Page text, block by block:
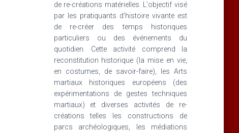
de re-créations matérielles. L'objectif visé
par les pratiquants d'histoire vivante est
de re-créer des temps historiques
particuliers ou des événements du
quotidien. Cette activité comprend la
reconstitution historique (la mise en vie,
en costumes, de savoir-faire), les Arts
martiaux historiques européens (des
expérimentations de gestes techniques
martiaux) et diverses activités de re-
créations telles les constructions de
parcs archéologiques, les médiations